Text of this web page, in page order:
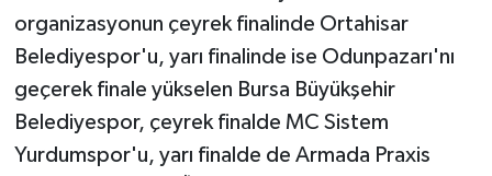
organizasyonun çeyrek finalinde Ortahisar
Belediyespor'u, yarı finalinde ise Odunpazarı'nı
geçerek finale yükselen Bursa Büyükşehir
Belediyespor, çeyrek finalde MC Sistem
Yurdumspor'u, yarı finalde de Armada Praxis